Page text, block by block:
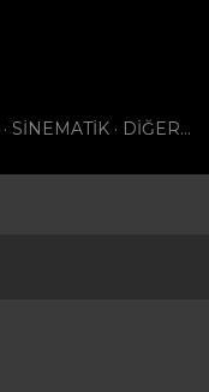
SINEMATIK DIĞER…